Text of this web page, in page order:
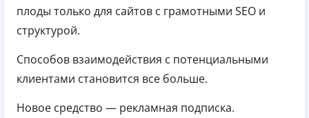
плоды только для сайтов с грамотными SEO и
структурой.
Способов взаимодействия с потенциальными
клиентами становится все больше.
Новое средство — рекламная подписка.